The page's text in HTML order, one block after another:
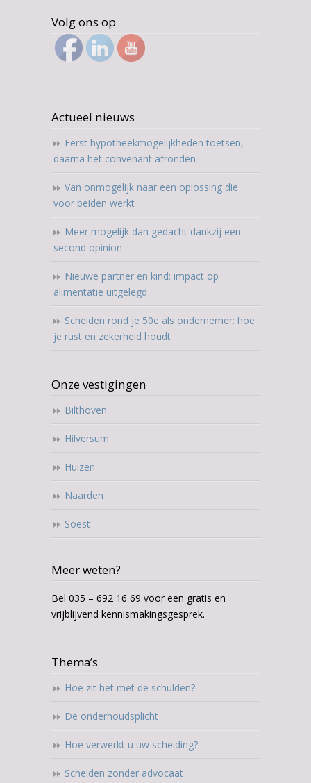
Volg ons op
Actueel nieuws
Eerst hypotheekmogelijkheden toetsen,
daarna het convenant afronden
Van onmogelijk naar een oplossing die
voor beiden werkt
Meer mogelijk dan gedacht dankzij een
second opinion
Nieuwe partner en kind: impact op
alimentatie uitgelegd
Scheiden rond je 50e als ondernemer: hoe
je rust en zekerheid houdt
Onze vestigingen
Bilthoven
Hilversum
Huizen
Naarden
Soest
Meer weten?
Bel 035 – 692 16 69 voor een gratis en
vrijblijvend kennismakingsgesprek.
Thema’s
Hoe zit het met de schulden?
De onderhoudsplicht
Hoe verwerkt u uw scheiding?
Scheiden zonder advocaat